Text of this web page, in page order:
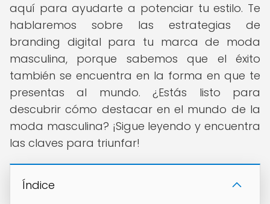
aquí para ayudarte a potenciar tu estilo. Te
hablaremos sobre las estrategias de
branding digital para tu marca de moda
masculina, porque sabemos que el éxito
también se encuentra en la forma en que te
presentas al mundo. ¿Estás listo para
descubrir cómo destacar en el mundo de la
moda masculina? ¡Sigue leyendo y encuentra
las claves para triunfar!
Índice